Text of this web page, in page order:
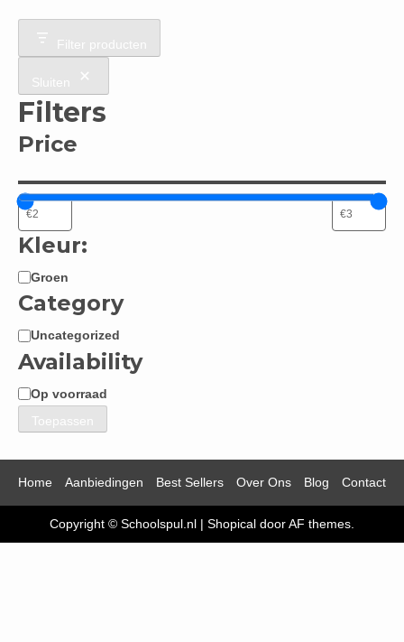
Filter producten
Sluiten
Filters
Price
Kleur:
Kleur:
Groen
Category
Categorie
Uncategorized
Availability
Beschikbaarheid
Op voorraad
Toepassen
Home Aanbiedingen Best Sellers Over Ons Blog Contact
Copyright © Schoolspul.nl | Shopical door AF themes.